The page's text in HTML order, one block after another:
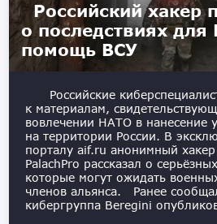
Российский хакер
о последствиях
помощь ВСУ
Российские
к материалам,
вовлечении НАТО в нанесение
на территории России. В
порталу aif.ru анонимный
PalachPro рассказал о
которые могут ожидать
членов альянса. Ранее
кибергруппа Beregini